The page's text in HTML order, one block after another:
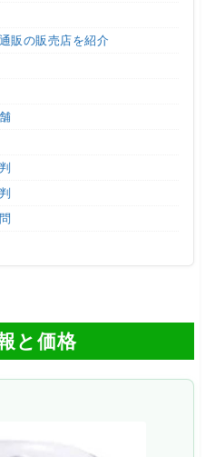
販の販売店を紹介
と価格